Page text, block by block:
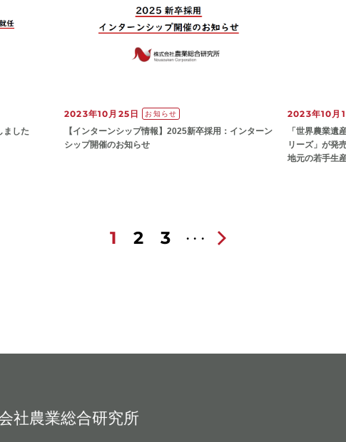
ました
2023年10月25日 お知らせ
【インターンシップ情報】2025新卒採用：インターン
シップ開催のお知らせ
2023年10月
「世界農業遺
リーズ」が発
地元の若手生
1 2 3
社農業総合研究所